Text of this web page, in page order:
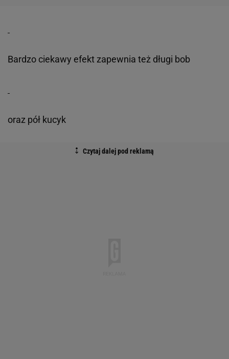
Bardzo ciekawy efekt zapewnia też długi bob
oraz pół kucyk